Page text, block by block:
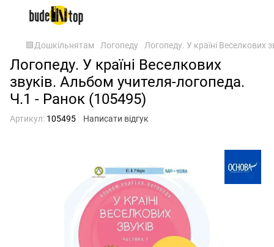
🟩Дошкільнятам Логопеду Логопеду. У країні Веселкових
Логопеду. У країні Веселкових
звуків. Альбом учителя-логопеда.
Ч.1 - Ранок (105495)
Артикул: 105495 Написати відгук